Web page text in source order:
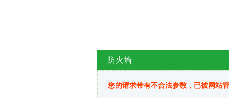
防火墙
您的请求带有不合法参数，已被网站